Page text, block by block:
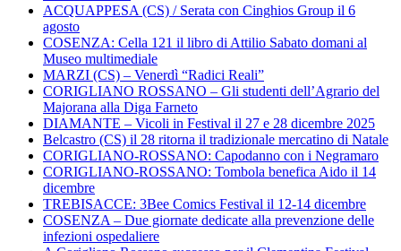
ACQUAPPESA (CS) / Serata con Cinghios Group il 6
agosto
COSENZA: Cella 121 il libro di Attilio Sabato domani al
Museo multimediale
MARZI (CS) – Venerdì “Radici Reali”
CORIGLIANO ROSSANO – Gli studenti dell’Agrario del
Majorana alla Diga Farneto
DIAMANTE – Vicoli in Festival il 27 e 28 dicembre 2025
Belcastro (CS) il 28 ritorna il tradizionale mercatino di Natale
CORIGLIANO-ROSSANO: Capodanno con i Negramaro
CORIGLIANO-ROSSANO: Tombola benefica Aido il 14
dicembre
TREBISACCE: 3Bee Comics Festival il 12-14 dicembre
COSENZA – Due giornate dedicate alla prevenzione delle
infezioni ospedaliere